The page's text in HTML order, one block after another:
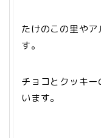
たけのこの里や
す。
チョコとクッキ
います。